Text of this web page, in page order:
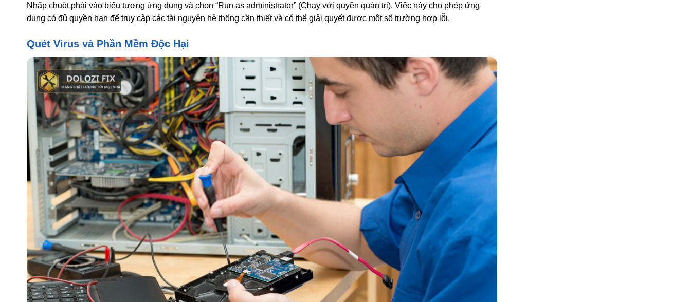
Nhấp chuột phải vào biểu tượng ứng dụng và chọn “Run as administrator” (Chạy với quyền quản trị). Việc này cho phép ứng
dụng có đủ quyền hạn để truy cập các tài nguyên hệ thống cần thiết và có thể giải quyết được một số trường hợp lỗi.
Quét Virus và Phần Mềm Độc Hại